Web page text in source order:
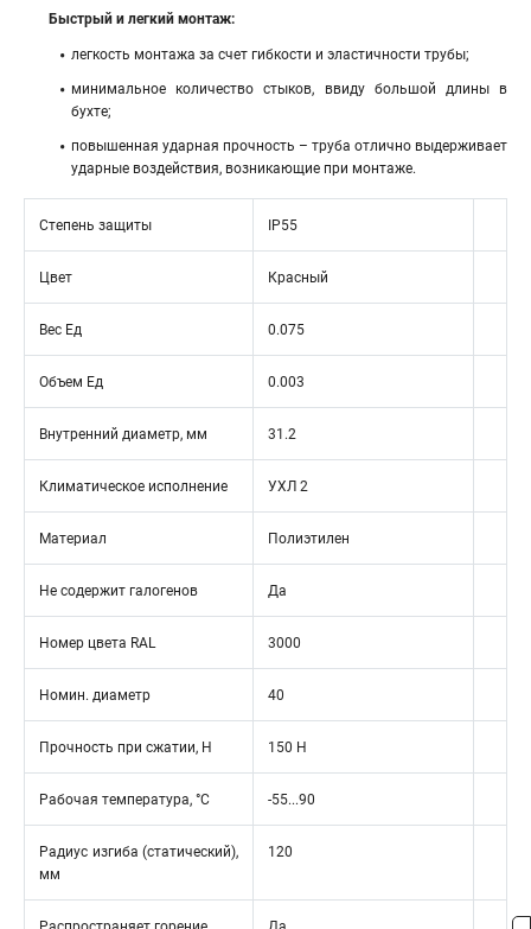
Быстрый и легкий монтаж:
легкость монтажа за счет гибкости и эластичности трубы;
минимальное количество стыков, ввиду большой длины в
бухте;
повышенная ударная прочность – труба отлично выдерживает
ударные воздействия, возникающие при монтаже.
Степень защиты IP55
Цвет Красный
Вес Ед 0.075
Объем Ед 0.003
Внутренний диаметр, мм 31.2
Климатическое исполнение УХЛ 2
Материал Полиэтилен
Не содержит галогенов Да
Номер цвета RAL 3000
Номин. диаметр 40
Прочность при сжатии, Н 150 Н
Рабочая температура, °C -55...90
Радиус изгиба (статический),
мм
120